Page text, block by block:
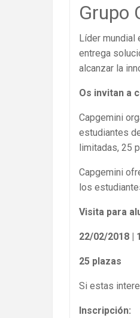
Grupo
Líder mundial
entrega
alcanzar la
Os invitan a
Capgemini
estudiantes
limitadas, 25
Capgemini
los
Visita para
22/02/2018 |
25 plazas
Si estas
Inscripción: